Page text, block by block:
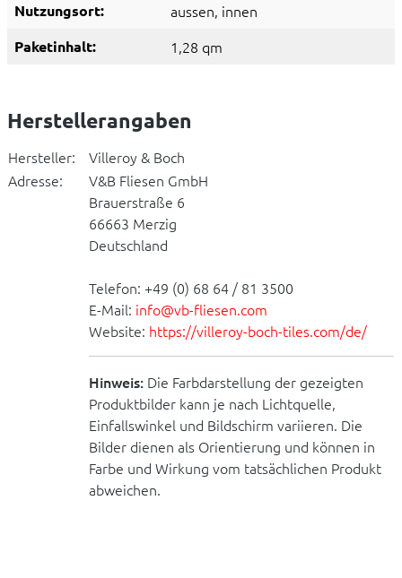
Nutzungsort: aussen, innen
Paketinhalt: 1,28 qm
Herstellerangaben
Hersteller:
Villeroy & Boch
Adresse:
V&B Fliesen GmbH
Brauerstraße 6
66663 Merzig
Deutschland
Telefon: +49 (0) 68 64 / 81 3500
E-Mail: info@vb-fliesen.com
Website: https://villeroy-boch-tiles.com/de/
Hinweis: Die Farbdarstellung der gezeigten
Produktbilder kann je nach Lichtquelle,
Einfallswinkel und Bildschirm variieren. Die
Bilder dienen als Orientierung und können in
Farbe und Wirkung vom tatsächlichen Produkt
abweichen.